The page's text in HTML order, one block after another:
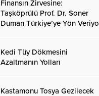
Finansın Zirvesine:
Taşköprülü Prof. Dr. Soner
Duman Türkiye’ye Yön
Kedi Tüy Dökmesini
Azaltmanın Yolları
Kastamonu Tosya Gezilecek